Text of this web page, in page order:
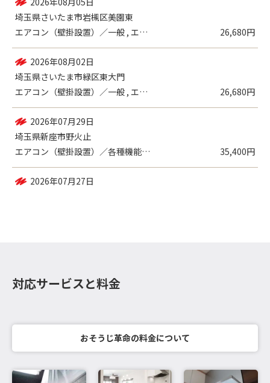
埼玉県さいたま市桜区中島
洗面所 , 浴室 , キッチン
41,140円
2026年08月05日
埼玉県さいたま市岩槻区美園東
エアコン（壁掛設置）／一般 , エアコン...
26,680円
2026年08月02日
埼玉県さいたま市緑区東大門
エアコン（壁掛設置）／一般 , エアコン...
26,680円
2026年07月29日
対応サービスと料金
おそうじ革命の料金について